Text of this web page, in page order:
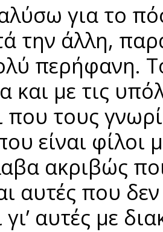
για το
την άλλη,
περήφανη.
και με τις
τους
είναι φίλοι
ακριβώς
αυτές που
αυτές με